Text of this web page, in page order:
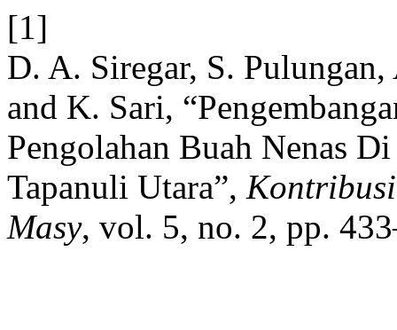
[1]
D. A. Siregar, S.
and K. Sari,
Pengolahan Buah Nenas
Tapanuli Utara”,
Masy, vol. 5, no. 2, pp.